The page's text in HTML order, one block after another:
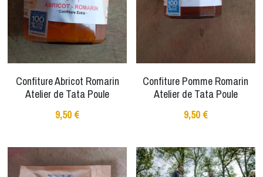
Confiture Abricot Romarin
Atelier de Tata Poule
9,50 €
Confiture Pomme Romarin
Atelier de Tata Poule
9,50 €